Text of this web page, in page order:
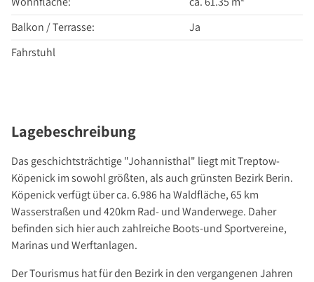
Über Uns
Unternehmen
Team
Kontakt
Balkon / Terrasse:
Ja
Fahrstuhl
Lagebeschreibung
Das geschichtsträchtige "Johannisthal" liegt mit Treptow-
Köpenick im sowohl größten, als auch grünsten Bezirk Berin.
Köpenick verfügt über ca. 6.986 ha Waldfläche, 65 km
Wasserstraßen und 420km Rad- und Wanderwege. Daher
befinden sich hier auch zahlreiche Boots-und Sportvereine,
Marinas und Werftanlagen.
Der Tourismus hat für den Bezirk in den vergangenen Jahren